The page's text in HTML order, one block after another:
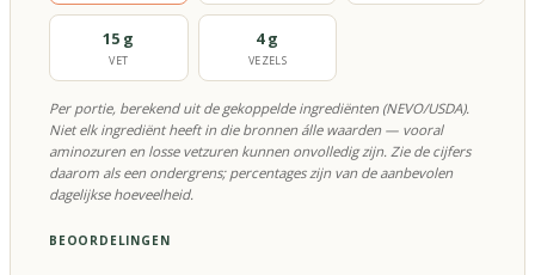
15 g
VET
4 g
VEZELS
Per portie, berekend uit de gekoppelde ingrediënten (NEVO/USDA).
Niet elk ingrediënt heeft in die bronnen álle waarden — vooral
aminozuren en losse vetzuren kunnen onvolledig zijn. Zie de cijfers
daarom als een ondergrens; percentages zijn van de aanbevolen
dagelijkse hoeveelheid.
BEOORDELINGEN